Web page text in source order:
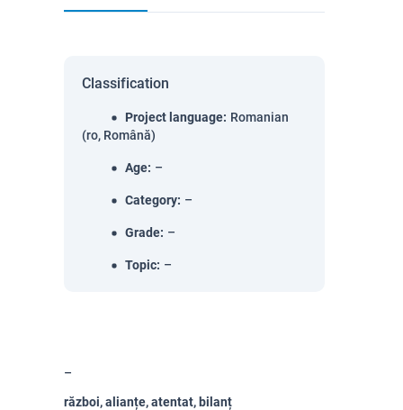
Classification
Project language: Romanian
(ro, Română)
Age: –
Category: –
Grade: –
Topic: –
război, alianțe, atentat, bilanț